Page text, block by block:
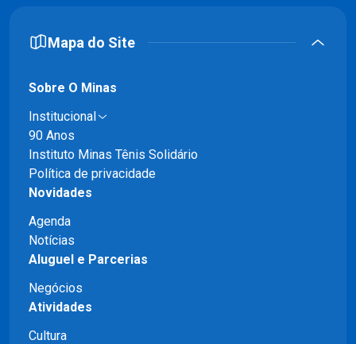
Mapa do Site
Sobre O Minas
Institucional
90 Anos
Instituto Minas Tênis Solidário
Política de privacidade
Novidades
Agenda
Notícias
Aluguel e Parcerias
Negócios
Atividades
Cultura